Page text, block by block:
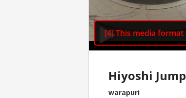
Hiyoshi Jump
warapuri